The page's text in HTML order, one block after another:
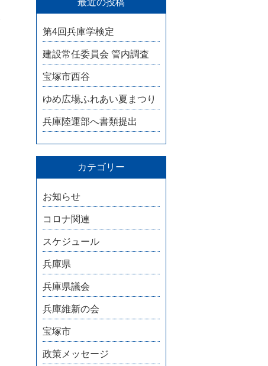
最近の投稿
第4回兵庫学検定
建設常任委員会 管内調査
宝塚市西谷
ゆめ広場ふれあい夏まつり
兵庫陸運部へ書類提出
カテゴリー
お知らせ
コロナ関連
スケジュール
兵庫県
兵庫県議会
兵庫維新の会
宝塚市
政策メッセージ